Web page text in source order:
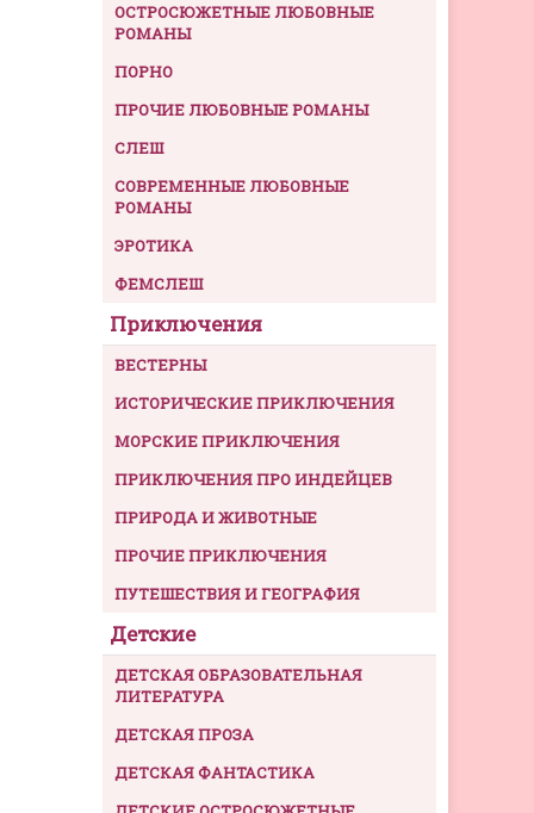
ОСТРОСЮЖЕТНЫЕ ЛЮБОВНЫЕ
РОМАНЫ
ПОРНО
ПРОЧИЕ ЛЮБОВНЫЕ РОМАНЫ
СЛЕШ
СОВРЕМЕННЫЕ ЛЮБОВНЫЕ
РОМАНЫ
ЭРОТИКА
ФЕМСЛЕШ
Приключения
ВЕСТЕРНЫ
ИСТОРИЧЕСКИЕ ПРИКЛЮЧЕНИЯ
МОРСКИЕ ПРИКЛЮЧЕНИЯ
ПРИКЛЮЧЕНИЯ ПРО ИНДЕЙЦЕВ
ПРИРОДА И ЖИВОТНЫЕ
ПРОЧИЕ ПРИКЛЮЧЕНИЯ
ПУТЕШЕСТВИЯ И ГЕОГРАФИЯ
Детские
ДЕТСКАЯ ОБРАЗОВАТЕЛЬНАЯ
ЛИТЕРАТУРА
ДЕТСКАЯ ПРОЗА
ДЕТСКАЯ ФАНТАСТИКА